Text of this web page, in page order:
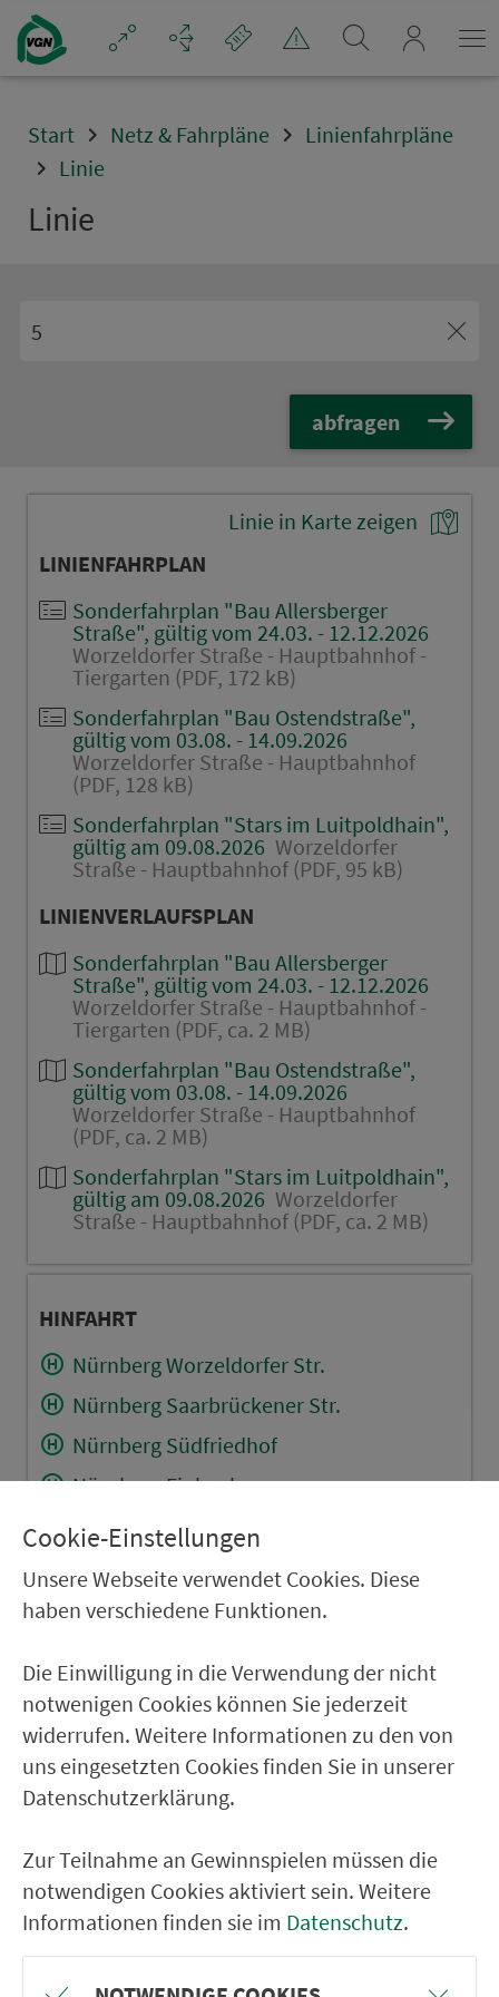
Navigation überspringen
Start Netz & Fahrpläne
Linienfahrpläne
Linie
Linie
abfragen
Linie in Karte zeigen
LINIENFAHRPLAN
Sonderfahrplan "Bau Allersberger
Straße", gültig vom 24.03. - 12.12.2026
Worzeldorfer Straße - Hauptbahnhof -
Tiergarten (PDF, 172 kB)
Sonderfahrplan "Bau Ostendstraße",
gültig vom 03.08. - 14.09.2026
Worzeldorfer Straße - Hauptbahnhof
(PDF, 128 kB)
Sonderfahrplan "Stars im Luitpoldhain",
gültig am 09.08.2026 Worzeldorfer
Straße - Hauptbahnhof (PDF, 95 kB)
LINIENVERLAUFSPLAN
Sonderfahrplan "Bau Allersberger
Straße", gültig vom 24.03. - 12.12.2026
Worzeldorfer Straße - Hauptbahnhof -
Tiergarten (PDF, ca. 2 MB)
Sonderfahrplan "Bau Ostendstraße",
gültig vom 03.08. - 14.09.2026
Worzeldorfer Straße - Hauptbahnhof
(PDF, ca. 2 MB)
Sonderfahrplan "Stars im Luitpoldhain",
gültig am 09.08.2026 Worzeldorfer
Straße - Hauptbahnhof (PDF, ca. 2 MB)
HINFAHRT
Nürnberg Worzeldorfer Str.
Nürnberg Saarbrückener Str.
Nürnberg Südfriedhof
Nürnberg Finkenbrunn
Nürnberg Am Rangierbahnhof
Nürnberg Trafowerk
Nürnberg Frankenstr.
Nürnberg Siemensstr.
Nürnberg Schuckertstr.
Nürnberg Humboldtstr.
Nürnberg Christuskirche
Nürnberg Aufseßplatz
Nürnberg Celtisplatz
RÜCKFAHRT
Cookie-Einstellungen
Unsere Webseite verwendet Cookies. Diese
haben verschiedene Funktionen.
Die Einwilligung in die Verwendung der nicht
notwenigen Cookies können Sie jederzeit
widerrufen. Weitere Informationen zu den von
uns eingesetzten Cookies finden Sie in unserer
Datenschutzerklärung.
Zur Teilnahme an Gewinnspielen müssen die
notwendigen Cookies aktiviert sein. Weitere
Informationen finden sie im Datenschutz.